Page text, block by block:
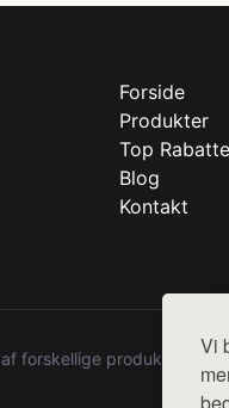
Vi
Forside
Produkter
Top
Blog
Kontakt
produkter fra